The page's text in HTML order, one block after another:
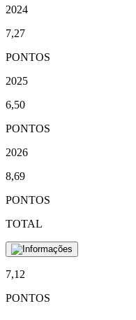
2024
7,27
PONTOS
2025
6,50
PONTOS
2026
8,69
PONTOS
TOTAL
7,12
PONTOS